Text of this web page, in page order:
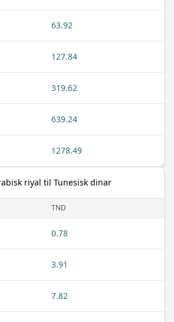
63.92
127.84
319.62
639.24
1278.49
riyal til Tunesisk dinar
TND
0.78
3.91
7.82